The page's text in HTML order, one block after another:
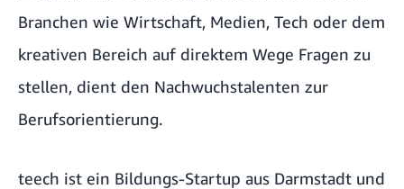
Branchen wie Wirtschaft, Medien, Tech oder dem
kreativen Bereich auf direktem Wege Fragen zu
stellen, dient den Nachwuchstalenten zur
Berufsorientierung.
teech ist ein Bildungs-Startup aus Darmstadt und